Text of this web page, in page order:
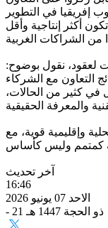
إفريقيا في التطوير
أكثر إنتاجية وأقل
لعقود، نقول بوضوح:
التعاون مع الشركاء
في كثير من الحالات،
وإقليمية قوية، مع
آخر تحديث
16:46
الاحد 07 يونيو 2026
- 21 ذو الحجة 1447 هـ